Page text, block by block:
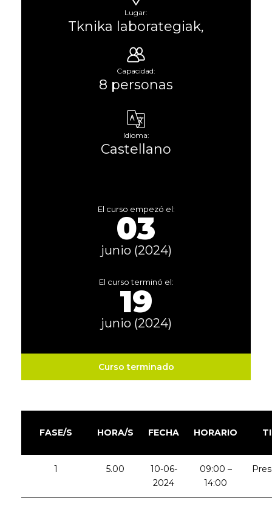
Lugar:
Tknika laborategiak,
Capacidad:
8 personas
Idioma:
Castellano
El curso empezó el:
03
junio (2024)
El curso terminó el:
19
junio (2024)
Curso terminado
FASE/S HORA/S FECHA HORARIO
1 5.00
10-06-
2024
09:00 –
14:00